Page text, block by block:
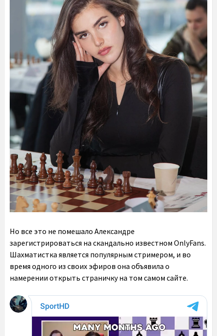
Но все это не помешало Александре
зарегистрироваться на скандально известном OnlyFans.
Шахматистка является популярным стримером, и во
время одного из своих эфиров она объявила о
намерении открыть страничку на том самом сайте.